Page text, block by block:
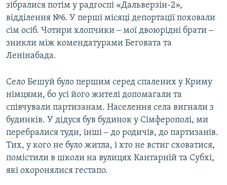
зібралися потім у радгоспі «Дальверзін-2»,
відділення №6. У перші місяці депортації поховали
сім осіб. Чотири хлопчики ‒ мої двоюрідні брати ‒
зникли між комендатурами Беговата та
Ленінабада.
Село Бешуй було першим серед спалених у Криму
німцями, бо усі його жителі допомагали та
співчували партизанам. Населення села вигнали з
будинків. У дідуся був будинок у Сімферополі, ми
перебралися туди, інші ‒ до родичів, до партизанів.
Тих, у кого не було житла, і хто не встиг сховатися,
помістили в школи на вулицях Кантарній та Субхі,
які охоронялися гестапо.